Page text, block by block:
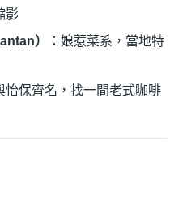
影
）
：娘惹菜系，當地特
怡保齊名，找一間老式咖啡